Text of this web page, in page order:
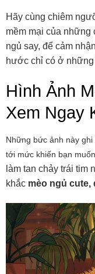
Hãy cùng chiêm
mềm mại của những
ngủ say, để cảm
hước chỉ có ở những
Hình Ảnh
Xem Ngay
Những bức ảnh này
tới mức khiến bạn
làm tan chảy trái
khắc mèo ngủ